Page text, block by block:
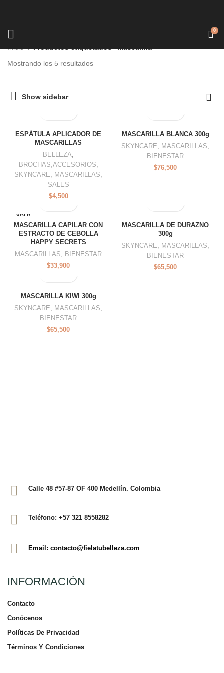
0
Mostrando los 5 resultados
Show sidebar
ESPÁTULA APLICADOR DE
MASCARILLAS
BELLEZA,
BROCHAS,ACCESORIOS,
SKYNCARE, MASCARILLAS,
SALES
$4,500
MASCARILLA BLANCA 300g
SKYNCARE, MASCARILLAS,
BIENESTAR
$76,500
SOLD
OUT
MASCARILLA CAPILAR CON
ESTRACTO DE CEBOLLA
HAPPY SECRETS
MASCARILLAS, BIENESTAR
$33,900
MASCARILLA DE DURAZNO
300g
SKYNCARE, MASCARILLAS,
BIENESTAR
$65,500
MASCARILLA KIWI 300g
SKYNCARE, MASCARILLAS,
BIENESTAR
$65,500
Calle 48 #57-87 OF 400 Medellín. Colombia
Teléfono: +57 321 8558282
Email: contacto@fielatubelleza.com
INFORMACIÓN
Contacto
Conócenos
Políticas De Privacidad
Términos Y Condiciones